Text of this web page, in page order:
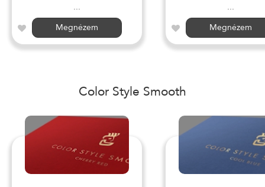
...
Megnézem
...
Megnézem
Color Style Smooth